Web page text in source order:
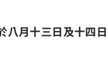
八月十三日及十四